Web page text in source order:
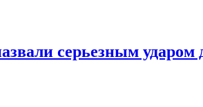
серьезным